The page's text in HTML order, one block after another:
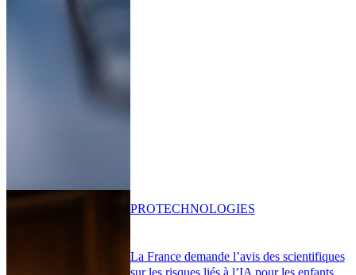
La France demande l’avis des scientifiques
PROTECHNOLOGIES